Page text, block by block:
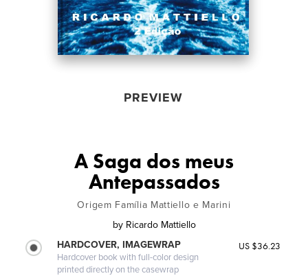
PREVIEW
A Saga dos meus
Antepassados
Origem Família Mattiello e Marini
by Ricardo Mattiello
HARDCOVER, IMAGEWRAP
Hardcover book with full-color design
printed directly on the casewrap
US $36.23